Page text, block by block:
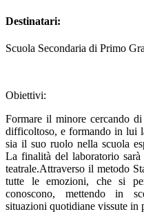
Destinatari:
Scuola Secondaria di Primo
Obiettivi:
Formare il minore cercando
difficoltoso, e formando in lui
sia il suo ruolo nella scuola
La finalità del laboratorio
teatrale.Attraverso il metodo
tutte le emozioni, che si
conoscono, mettendo in
situazioni quotidiane vissute in